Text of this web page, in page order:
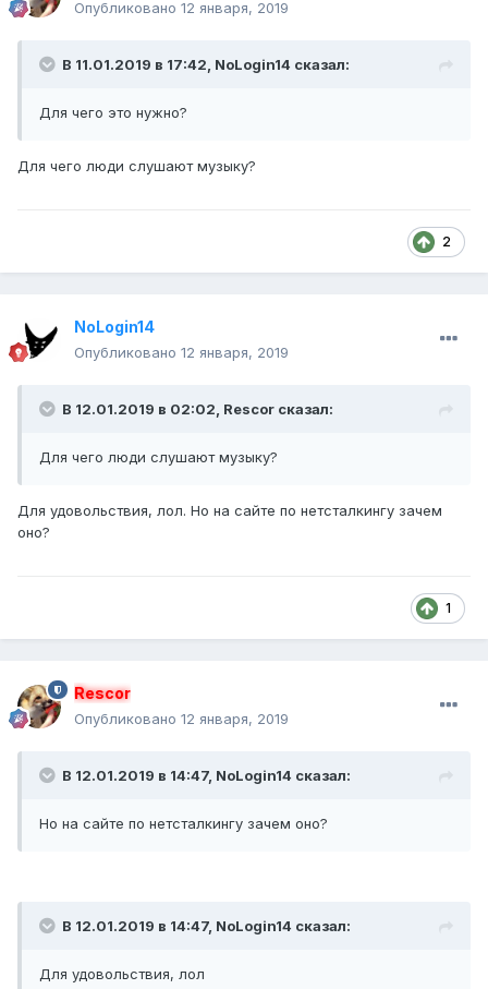
Опубликовано 12 января, 2019
В 11.01.2019 в 17:42, NoLogin14 сказал:
Для чего это нужно?
Для чего люди слушают музыку?
2
NoLogin14
Опубликовано 12 января, 2019
В 12.01.2019 в 02:02, Rescor сказал:
Для чего люди слушают музыку?
Для удовольствия, лол. Но на сайте по нетсталкингу зачем
оно?
1
Rescor
Опубликовано 12 января, 2019
В 12.01.2019 в 14:47, NoLogin14 сказал:
Но на сайте по нетсталкингу зачем оно?
В 12.01.2019 в 14:47, NoLogin14 сказал:
Для удовольствия, лол